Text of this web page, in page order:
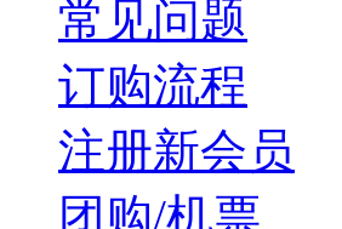
常见问题
订购流程
注册新会员
团购/机票